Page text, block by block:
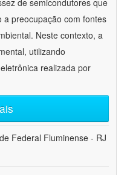
de semicondutores que
preocupação com fontes
Neste contexto, a
utilizando
realizada por
Federal Fluminense - RJ